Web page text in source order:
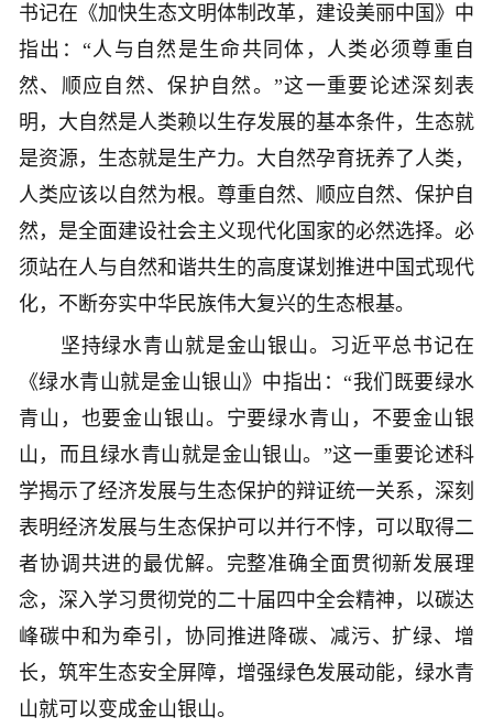
书记在《加快生态文明体制改革，建设美丽中国》中
指出：“人与自然是生命共同体，人类必须尊重自
然、顺应自然、保护自然。”这一重要论述深刻表
明，大自然是人类赖以生存发展的基本条件，生态就
是资源，生态就是生产力。大自然孕育抚养了人类，
人类应该以自然为根。尊重自然、顺应自然、保护自
然，是全面建设社会主义现代化国家的必然选择。必
须站在人与自然和谐共生的高度谋划推进中国式现代
化，不断夯实中华民族伟大复兴的生态根基。
坚持绿水青山就是金山银山。习近平总书记在
《绿水青山就是金山银山》中指出：“我们既要绿水
青山，也要金山银山。宁要绿水青山，不要金山银
山，而且绿水青山就是金山银山。”这一重要论述科
学揭示了经济发展与生态保护的辩证统一关系，深刻
表明经济发展与生态保护可以并行不悖，可以取得二
者协调共进的最优解。完整准确全面贯彻新发展理
念，深入学习贯彻党的二十届四中全会精神，以碳达
峰碳中和为牵引，协同推进降碳、减污、扩绿、增
长，筑牢生态安全屏障，增强绿色发展动能，绿水青
山就可以变成金山银山。